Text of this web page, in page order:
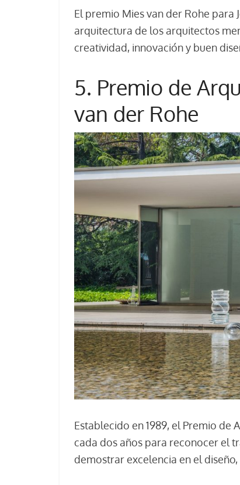
El premio Mies van der Rohe para
arquitectura de los arquitectos
creatividad, innovación y buen
5. Premio de
van der Rohe
Establecido en 1989, el Premio de
cada dos años para reconocer el
demostrar excelencia en el